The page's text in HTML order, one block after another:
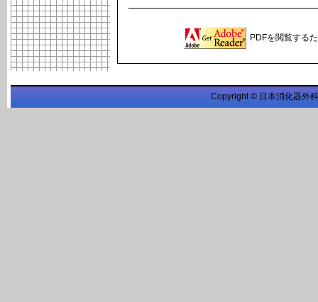
PDFを閲覧する
Copyright © 日本消化器外